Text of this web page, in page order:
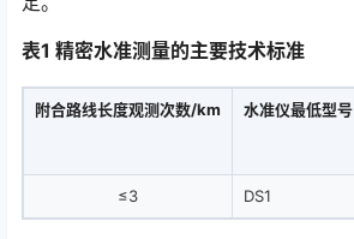
表1 精密水准测量的主要技术标准
附合路线长度观测次数/km 水准仪最低型号
≤3 DS1